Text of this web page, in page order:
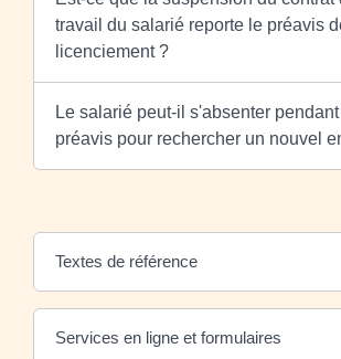
travail du salarié reporte le préavis
licenciement ?
Le salarié peut-il s'absenter
préavis pour rechercher un nouvel
Textes de référence
Services en ligne et formulaires